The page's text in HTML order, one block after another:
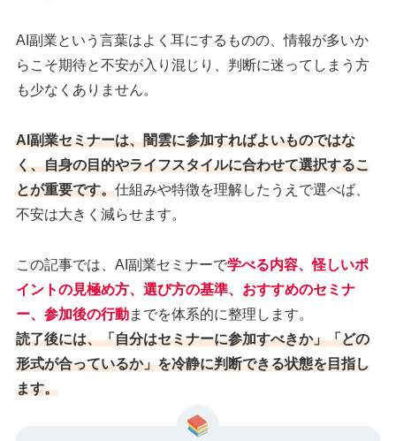
AI副業という言葉はよく耳にするものの、情報が多いか
らこそ期待と不安が入り混じり、判断に迷ってしまう方
も少なくありません。
AI副業セミナーは、闇雲に参加すればよいものではな
く、自身の目的やライフスタイルに合わせて選択するこ
とが重要です。仕組みや特徴を理解したうえで選べば、
不安は大きく減らせます。
この記事では、AI副業セミナーで学べる内容、怪しいポ
イントの見極め方、選び方の基準、おすすめのセミナ
ー、参加後の行動までを体系的に整理します。
読了後には、「自分はセミナーに参加すべきか」「どの
形式が合っているか」を冷静に判断できる状態を目指し
ます。